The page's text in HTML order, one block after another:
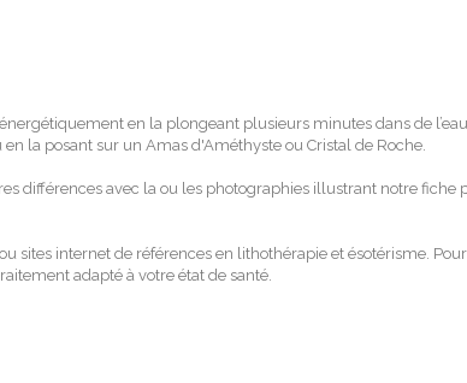
en la plongeant plusieurs minutes dans de
la posant sur un Amas d'Améthyste ou Cristal de Roche.
différences avec la ou les photographies illustrant notre fiche
sites internet de références en lithothérapie et ésotérisme.
adapté à votre état de santé.